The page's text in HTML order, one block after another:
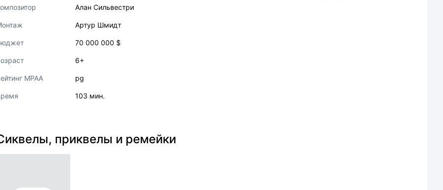
Алан Сильвестри
Артур Шмидт
70 000 000 $
6+
MPAA pg
103 мин.
приквелы и ремейки